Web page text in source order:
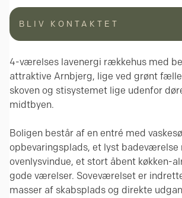
BLIV KONTAKTET
4-værelses lavenergi rækkehus med
attraktive Arnbjerg, lige ved grønt
skoven og stisystemet lige udenfor
midtbyen.
Boligen består af en entré med
opbevaringsplads, et lyst badeværelse
ovenlysvindue, et stort åbent køkken-
gode værelser. Soveværelset er
masser af skabsplads og direkte